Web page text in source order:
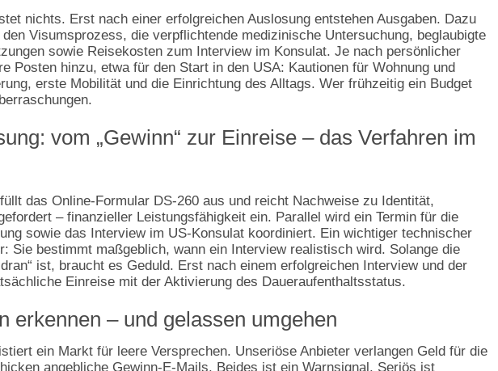
nichts. Erst nach einer erfolgreichen Auslosung entstehen Ausgaben. Dazu
Visumsprozess, die verpflichtende medizinische Untersuchung, beglaubigte
sowie Reisekosten zum Interview im Konsulat. Je nach persönlicher
Posten hinzu, etwa für den Start in den USA: Kautionen für Wohnung und
erste Mobilität und die Einrichtung des Alltags. Wer frühzeitig ein Budget
vom „Gewinn“ zur Einreise – das Verfahren im
das Online‑Formular DS‑260 aus und reicht Nachweise zu Identität,
– finanzieller Leistungsfähigkeit ein. Parallel wird ein Termin für die
sowie das Interview im US‑Konsulat koordiniert. Ein wichtiger technischer
Sie bestimmt maßgeblich, wann ein Interview realistisch wird. Solange die
ist, braucht es Geduld. Erst nach einem erfolgreichen Interview und der
Einreise mit der Aktivierung des Daueraufenthaltsstatus.
erkennen – und gelassen umgehen
ein Markt für leere Versprechen. Unseriöse Anbieter verlangen Geld für die
angebliche Gewinn‑E‑Mails. Beides ist ein Warnsignal. Seriös ist